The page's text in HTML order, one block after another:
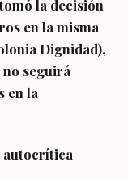
la decisión
en la misma
Dignidad),
seguirá
en la
autocrítica